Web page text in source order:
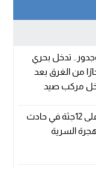
تدخل بحري
ينقذ 16 بحارًا من الغرق بعد
مركب صيد
الداخلة.. العثور على 12جثة في حادث
السرية